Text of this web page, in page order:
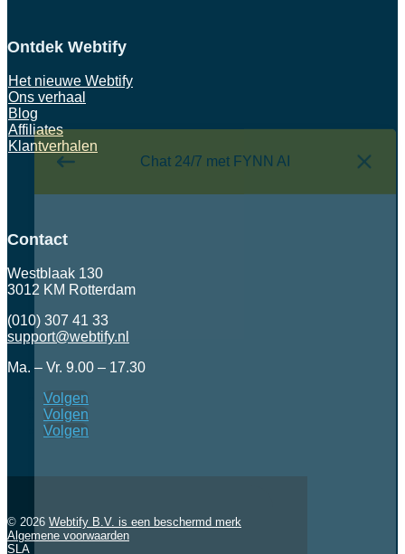
Ontdek Webtify
Het nieuwe Webtify
Ons verhaal
Blog
Affiliates
Klantverhalen
Contact
Westblaak 130
3012 KM Rotterdam
(010) 307 41 33
support@webtify.nl
Ma. – Vr. 9.00 – 17.30
Volgen
Volgen
Volgen
© 2026 Webtify B.V. is een beschermd merk
Algemene voorwaarden
SLA
Chat 24/7 met FYNN AI